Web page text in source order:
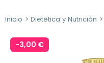
Inicio Dietética y Nutrición
-3,00 €